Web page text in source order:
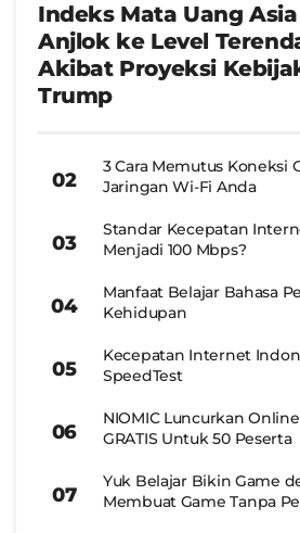
Indeks Mata Uang Asia
Anjlok ke Level
Akibat Proyeksi
Trump
3 Cara Memutus Koneksi
Jaringan Wi-Fi Anda
Standar Kecepatan
Menjadi 100 Mbps?
Manfaat Belajar Bahasa
Kehidupan
Kecepatan Internet
SpeedTest
NIOMIC Luncurkan
GRATIS Untuk 50 Peserta
Yuk Belajar Bikin Game
Membuat Game Tanpa